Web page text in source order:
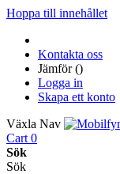
Hoppa till innehållet
Kontakta oss
Jämför ()
Logga in
Skapa ett konto
Växla Nav
Cart 0
Sök
Sök